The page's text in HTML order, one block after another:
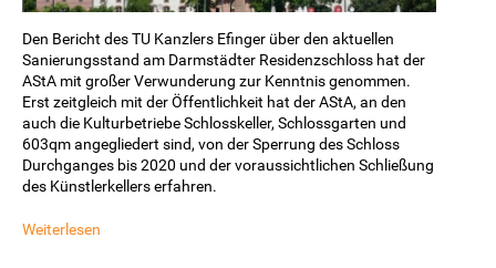
Den Bericht des TU Kanzlers Efinger über den aktuellen
Sanierungsstand am Darmstädter Residenzschloss hat der
AStA mit großer Verwunderung zur Kenntnis genommen.
Erst zeitgleich mit der Öffentlichkeit hat der AStA, an den
auch die Kulturbetriebe Schlosskeller, Schlossgarten und
603qm angegliedert sind, von der Sperrung des Schloss
Durchganges bis 2020 und der voraussichtlichen Schließung
des Künstlerkellers erfahren.
Weiterlesen